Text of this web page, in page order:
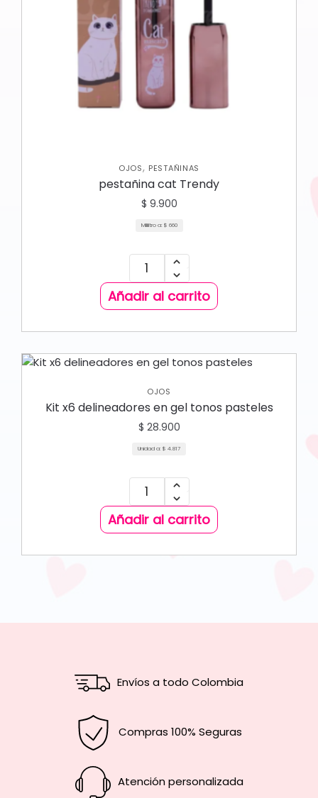
OJOS, PESTAÑINAS
pestañina cat Trendy
$ 9.900
Mililitro a: $ 660
Añadir al carrito
OJOS
Kit x6 delineadores en gel tonos pasteles
$ 28.900
Unidad a: $ 4.817
Añadir al carrito
Envíos a todo Colombia
Compras 100% Seguras
Atención personalizada